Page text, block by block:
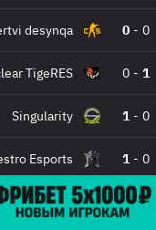
desynqa 0 - 0
TigeRES 0 - 1
Singularity 1 - 0
Esports 1 - 0
ADEPTS 0 - 1